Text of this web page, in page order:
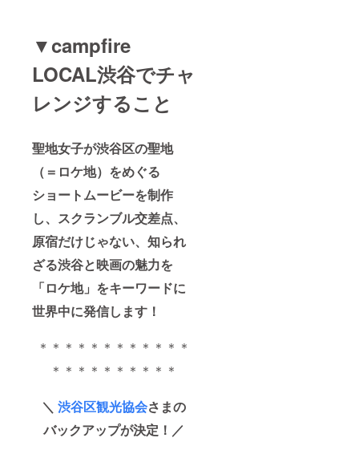
▼campfire
LOCAL渋谷でチャ
レンジすること
聖地女子が渋谷区の聖地
（＝ロケ地）をめぐる
ショートムービーを制作
し、 スクランブル交差点、
原宿だけじゃない、知られ
ざる渋谷と映画の魅力を
「ロケ地」をキーワードに
世界中に発信します！
＊＊＊＊＊＊＊＊＊＊＊＊
＊＊＊＊＊＊＊＊＊＊
＼渋谷区観光協会さまの
バックアップが決定！／